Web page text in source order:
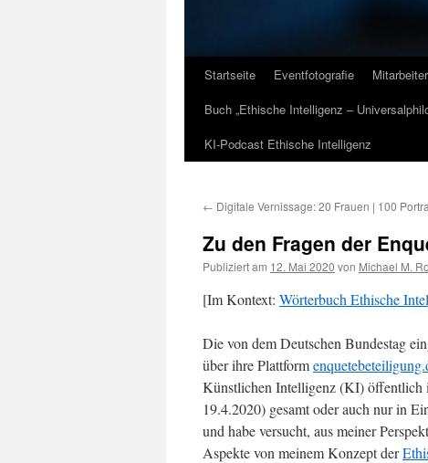
Zum
Inhalt
springen
Startseite Eventfotografie
Buch „Ethische Intelligenz –
KI-Podcast Ethische Intelligenz
← Digitale Vernissage: 20 Frauen | 100
Zu den Fragen der
Publiziert am 12. Mai 2020 von Michael M.
[Im Kontext: Wörterbuch Ethische
Die von dem Deutschen Bundestag
über ihre Plattform
Künstlichen Intelligenz (KI) öffentlich
19.4.2020) gesamt oder auch nur in
und habe versucht, aus meiner
Aspekte von meinem Konzept der